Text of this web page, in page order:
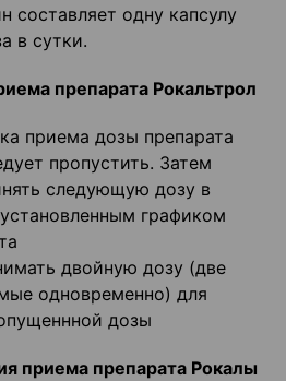
одну капсулу
в сутки.
препарата Рокальтрол
приема дозы препарата
пропустить. Затем
следующую дозу в
графиком
двойную дозу (две
одновременно) для
дозы
приема препарата Рокалы